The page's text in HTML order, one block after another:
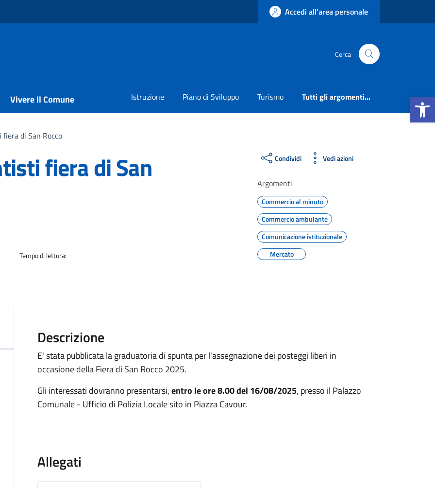
Apri la
Accedi all'area personale
Cerca
Vivere il Comune Istruzione Piano di Sviluppo Turismo Tutti gli argomenti...
di San Rocco
fiera di San
Tempo di lettura:
Condividi Vedi azioni
Argomenti
Commercio al minuto
Commercio ambulante
Comunicazione istituzionale
Mercato
Descrizione
E' stata pubblicata la graduatoria di spunta per l'assegnazione dei posteggi liberi in
occasione della Fiera di San Rocco 2025.
Gli interessati dovranno presentarsi,entro le ore 8.00 del 16/08/2025, presso il Palazzo
Comunale - Ufficio di Polizia Locale sito in Piazza Cavour.
Allegati